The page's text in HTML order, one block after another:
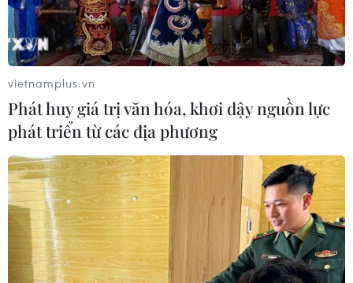
vietnamplus.vn
Phát huy giá trị văn hóa, khơi dậy nguồn lực
phát triển từ các địa phương